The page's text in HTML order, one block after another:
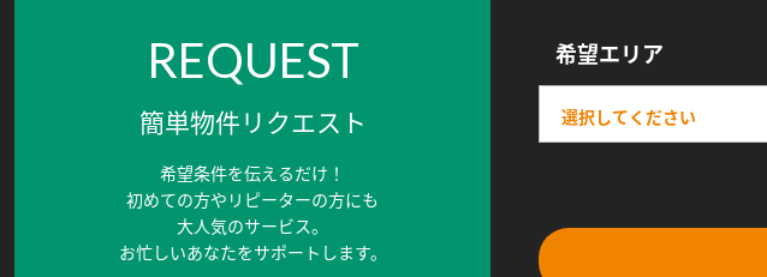
REQUEST
簡単物件リクエスト
希望条件を伝えるだけ！
初めての方やリピーターの方にも
大人気のサービス。
お忙しいあなたをサポートします。
希望エリア